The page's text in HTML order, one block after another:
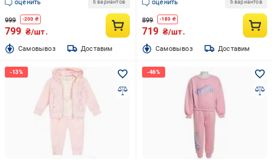
оценить 6 вариантов
999 -200 ₴
799 ₴/шт.
Cамовывоз Доставим
оценить 6 вариантов
899 -180 ₴
719 ₴/шт.
Cамовывоз Доставим